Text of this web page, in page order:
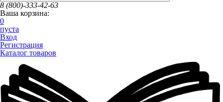
8 (800)-333-42-63
Ваша корзина:
0
пуста
Вход
Регистрация
Каталог товаров